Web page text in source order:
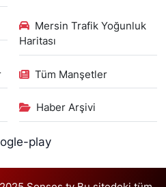
Mersin Trafik Yoğunluk
Haritası
Tüm Manşetler
Haber Arşivi